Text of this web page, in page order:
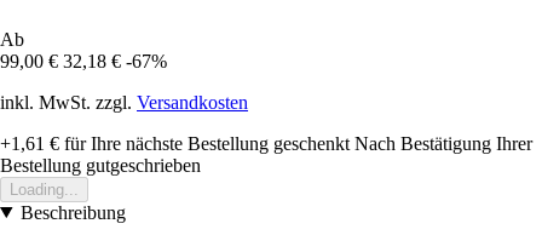
Ab
99,00 € 32,18 € -67%
inkl. MwSt. zzgl. Versandkosten
+1,61 € für Ihre nächste Bestellung geschenkt Nach Bestätigung Ihrer
Bestellung gutgeschrieben
Loading...
Beschreibung